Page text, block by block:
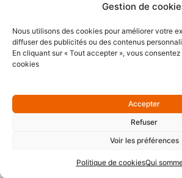
Gestion de
Nous utilisons des cookies pour améliorer votre
diffuser des publicités ou des contenus
En cliquant sur « Tout accepter », vous
cookies
Accepter
Refuser
Voir les préférences
Politique de cookiesQui
Partenaires